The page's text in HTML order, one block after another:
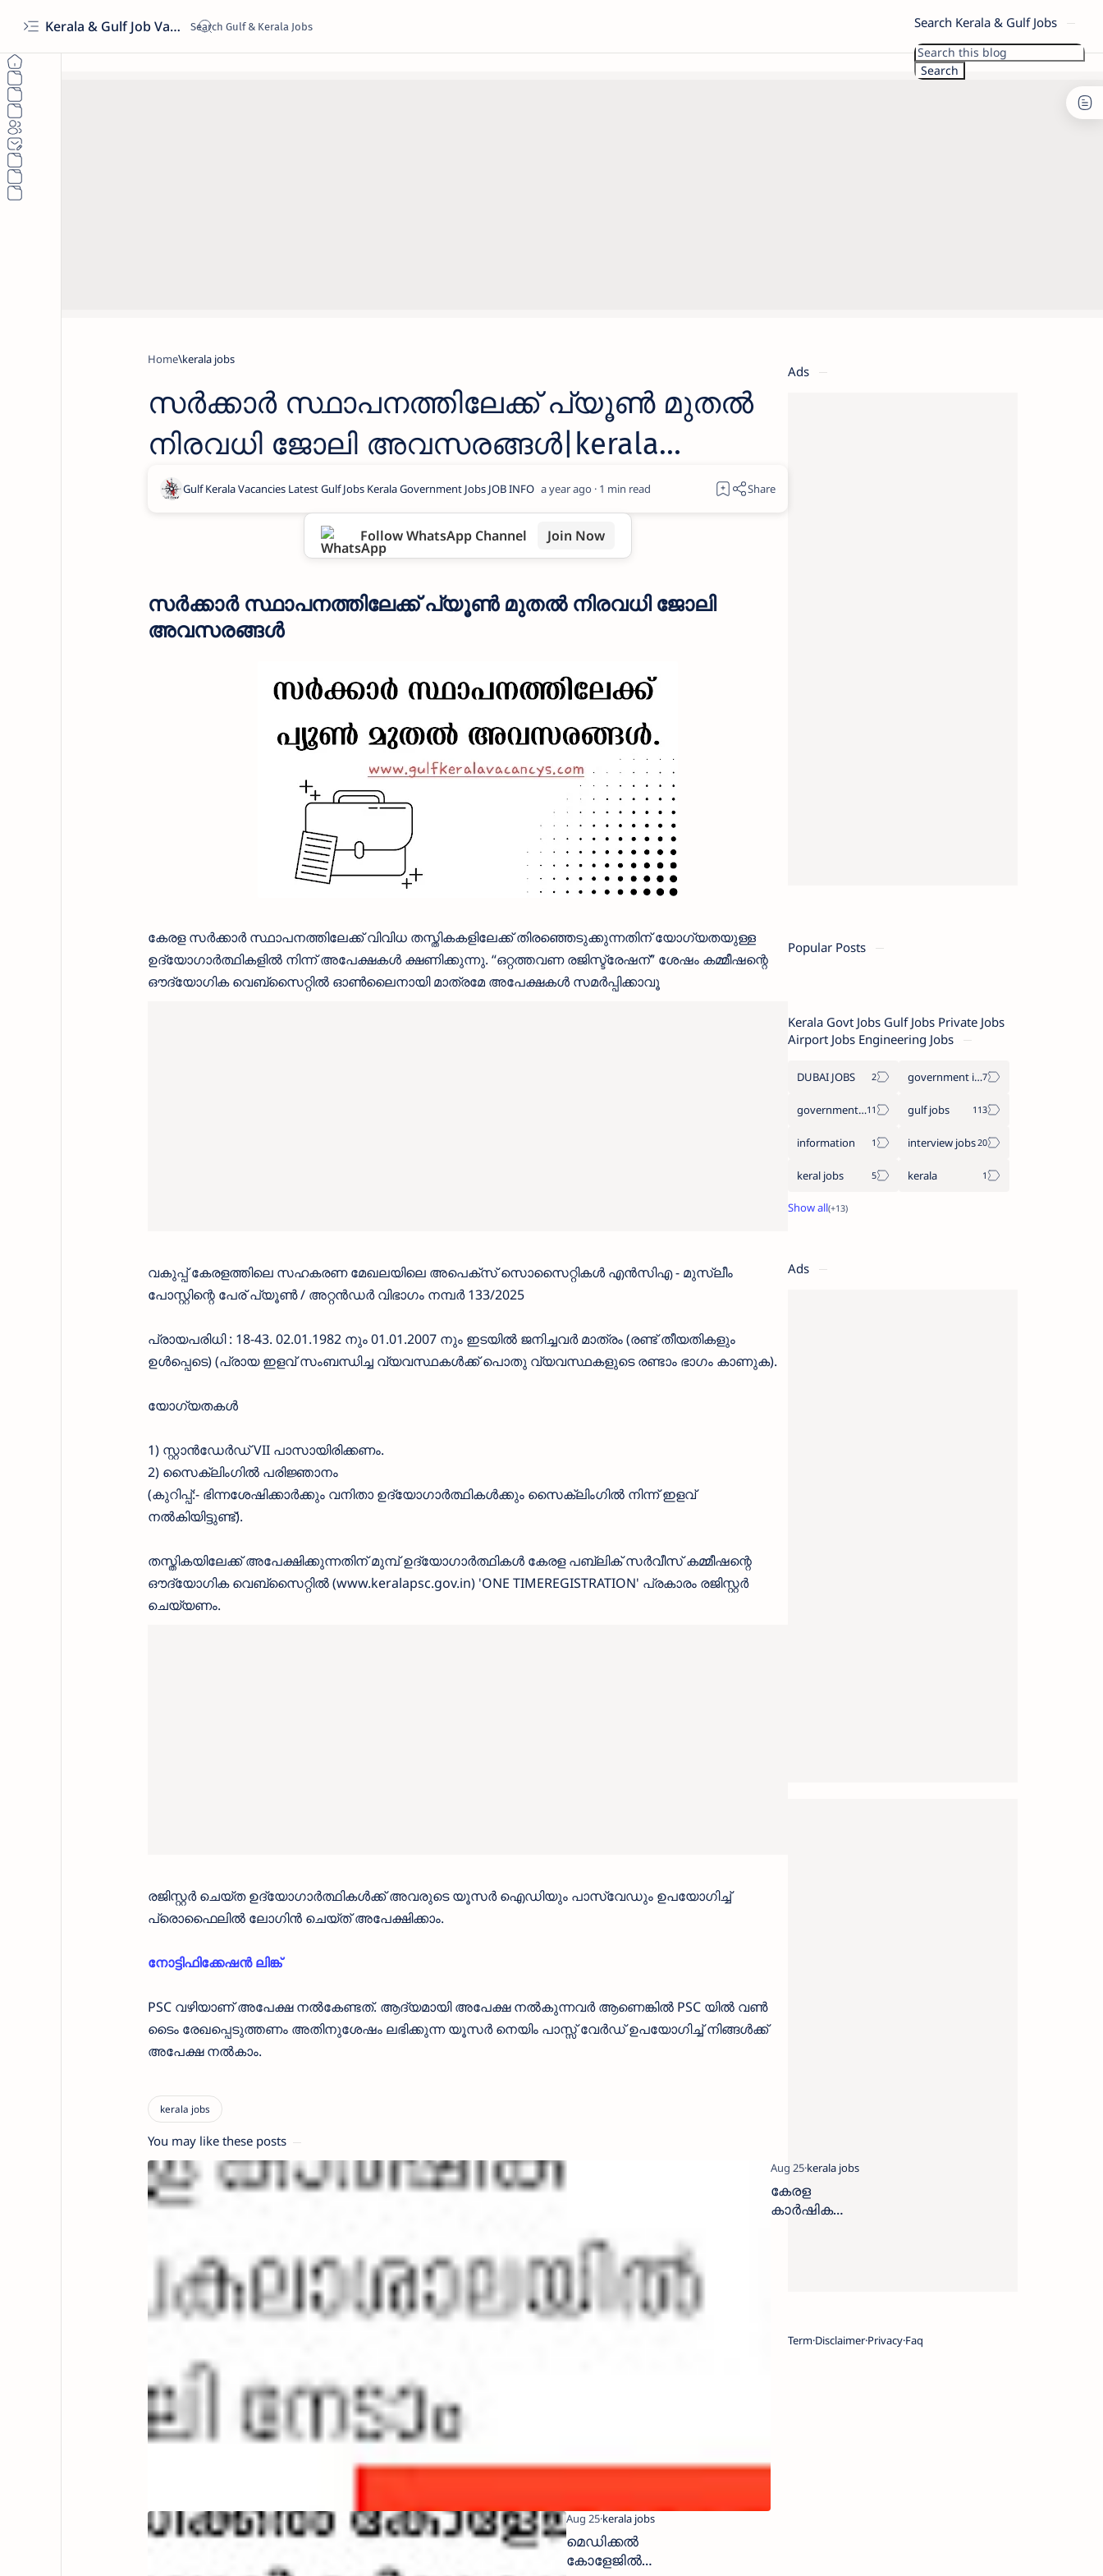
Kerala & Gulf Job Vacancies 2026 | Latest Govt & Private Jobs Search Kerala & Gulf Jobs
Home kerala jobs
സർക്കാർ സ്ഥാപനത്തിലേക്ക് പ്യൂൺ മുതൽ
നിരവധി ജോലി അവസരങ്ങൾ|kerala
government jobs 2025
a year ago 1
Follow WhatsApp Channel Join Now
സർക്കാർ സ്ഥാപനത്തിലേക്ക് പ്യൂൺ മുതൽ നിരവധി ജോലി
അവസരങ്ങൾ
കേരള സർക്കാർ സ്ഥാപനത്തിലേക്ക് വിവിധ തസ്തികകളിലേക്ക് തിരഞ്ഞെടുക്കുന്നതിന് യോഗ്യതയുള്ള
ഉദ്യോഗാർത്ഥികളിൽ നിന്ന് അപേക്ഷകൾ ക്ഷണിക്കുന്നു. “ഒറ്റത്തവണ രജിസ്ട്രേഷന്” ശേഷം കമ്മീഷന്റെ
ഔദ്യോഗിക വെബ്‌സൈറ്റിൽ ഓൺലൈനായി മാത്രമേ അപേക്ഷകൾ സമർപ്പിക്കാവൂ
വകുപ്പ് കേരളത്തിലെ സഹകരണ മേഖലയിലെ അപെക്സ് സൊസൈറ്റികൾ എൻ‌സി‌എ - മുസ്ലീം
പോസ്റ്റിന്റെ പേര് പ്യൂൺ / അറ്റൻഡർ വിഭാഗം നമ്പർ 133/2025
പ്രായപരിധി : 18-43. 02.01.1982 നും 01.01.2007 നും ഇടയിൽ ജനിച്ചവർ മാത്രം (രണ്ട് തീയതികളും
ഉൾപ്പെടെ) (പ്രായ ഇളവ് സംബന്ധിച്ച വ്യവസ്ഥകൾക്ക് പൊതു വ്യവസ്ഥകളുടെ രണ്ടാം ഭാഗം കാണുക).
യോഗ്യതകൾ
1) സ്റ്റാൻഡേർഡ് VII പാസായിരിക്കണം.
2) സൈക്ലിംഗിൽ പരിജ്ഞാനം
(കുറിപ്പ്:- ഭിന്നശേഷിക്കാർക്കും വനിതാ ഉദ്യോഗാർത്ഥികൾക്കും സൈക്ലിംഗിൽ നിന്ന് ഇളവ്
നൽകിയിട്ടുണ്ട്).
തസ്തികയിലേക്ക് അപേക്ഷിക്കുന്നതിന് മുമ്പ് ഉദ്യോഗാർത്ഥികൾ കേരള പബ്ലിക് സർവീസ് കമ്മീഷന്റെ
ഔദ്യോഗിക വെബ്‌സൈറ്റിൽ (www.keralapsc.gov.in) 'ONE TIMEREGISTRATION' പ്രകാരം രജിസ്റ്റർ
ചെയ്യണം.
രജിസ്റ്റർ ചെയ്ത ഉദ്യോഗാർത്ഥികൾക്ക് അവരുടെ യൂസർ ഐഡിയും പാസ്‌വേഡും ഉപയോഗിച്ച്
പ്രൊഫൈലിൽ ലോഗിൻ ചെയ്ത് അപേക്ഷിക്കാം.
നോട്ടിഫിക്കേഷൻ ലിങ്ക്
PSC വഴിയാണ് അപേക്ഷ നൽകേണ്ടത്. ആദ്യമായി അപേക്ഷ നൽകുന്നവർ ആണെങ്കിൽ PSC യിൽ വൺ
ടൈം രേഖപ്പെടുത്തണം അതിനുശേഷം ലഭിക്കുന്ന യൂസർ നെയിം പാസ്സ് വേർഡ് ഉപയോഗിച്ച് നിങ്ങൾക്ക്
അപേക്ഷ നൽകാം.
You may like these posts
കേരള
കാർഷിക
vacancy apply
മെഡിക്കൽ
കോളേജിൽ
Ads
Popular Posts
Kerala Govt Jobs Gulf Jobs Private Jobs
Airport Jobs Engineering Jobs
DUBAI JOBS government information
government jobs gulf jobs
information interview jobs
keral jobs kerala
Ads
TermDisclaimerPrivacyFaq